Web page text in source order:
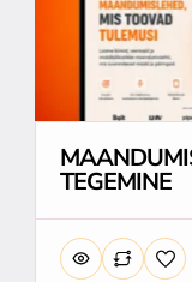
TEGEMINE